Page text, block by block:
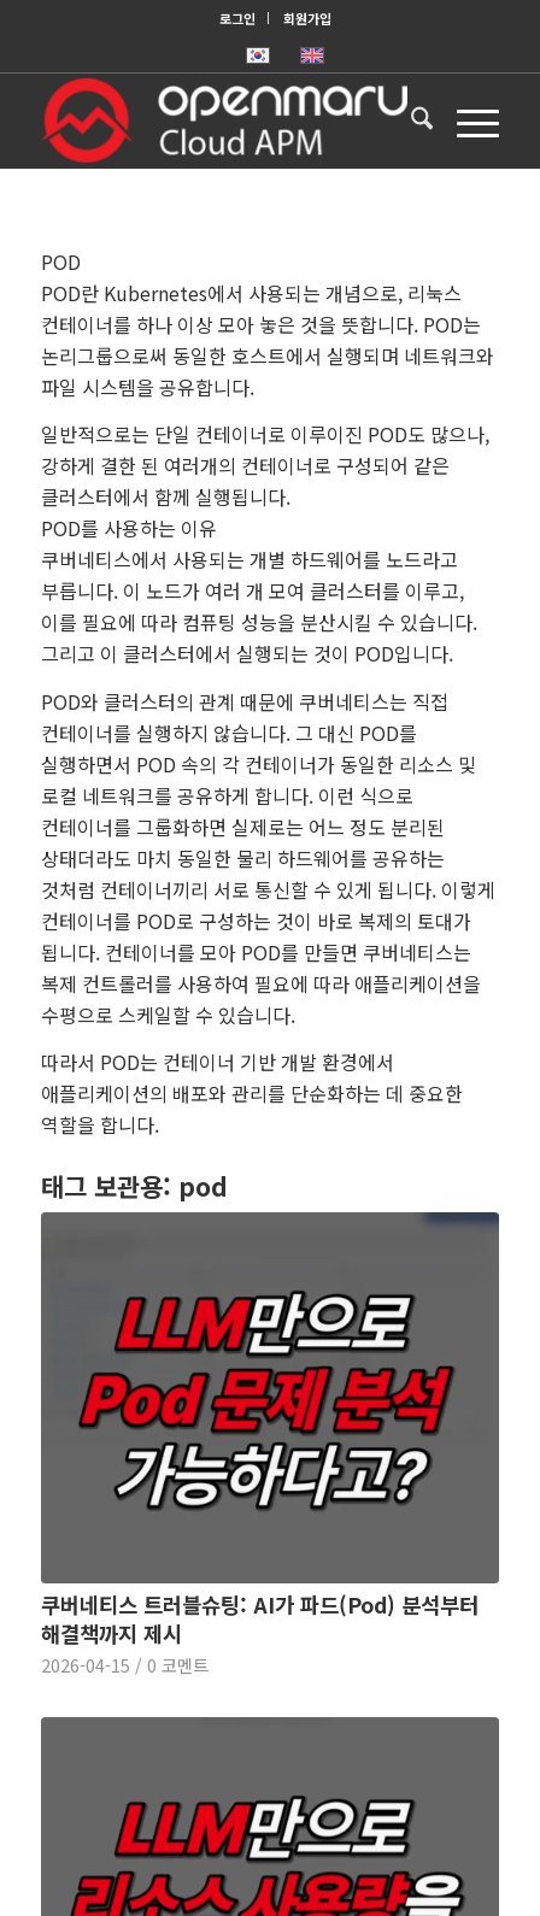
로그인 회원가입
POD
POD란 Kubernetes에서 사용되는 개념으로, 리눅스
컨테이너를 하나 이상 모아 놓은 것을 뜻합니다. POD는
논리그룹으로써 동일한 호스트에서 실행되며 네트워크와
파일 시스템을 공유합니다.
일반적으로는 단일 컨테이너로 이루이진 POD도 많으나,
강하게 결한 된 여러개의 컨테이너로 구성되어 같은
클러스터에서 함께 실행됩니다.
POD를 사용하는 이유
쿠버네티스에서 사용되는 개별 하드웨어를 노드라고
부릅니다. 이 노드가 여러 개 모여 클러스터를 이루고,
이를 필요에 따라 컴퓨팅 성능을 분산시킬 수 있습니다.
그리고 이 클러스터에서 실행되는 것이 POD입니다.
POD와 클러스터의 관계 때문에 쿠버네티스는 직접
컨테이너를 실행하지 않습니다. 그 대신 POD를
실행하면서 POD 속의 각 컨테이너가 동일한 리소스 및
로컬 네트워크를 공유하게 합니다. 이런 식으로
컨테이너를 그룹화하면 실제로는 어느 정도 분리된
상태더라도 마치 동일한 물리 하드웨어를 공유하는
것처럼 컨테이너끼리 서로 통신할 수 있게 됩니다. 이렇게
컨테이너를 POD로 구성하는 것이 바로 복제의 토대가
됩니다. 컨테이너를 모아 POD를 만들면 쿠버네티스는
복제 컨트롤러를 사용하여 필요에 따라 애플리케이션을
수평으로 스케일할 수 있습니다.
따라서 POD는 컨테이너 기반 개발 환경에서
애플리케이션의 배포와 관리를 단순화하는 데 중요한
역할을 합니다.
태그 보관용: pod
쿠버네티스 트러블슈팅: AI가 파드(Pod) 분석부터
해결책까지 제시
2026-04-15 / 0 코멘트